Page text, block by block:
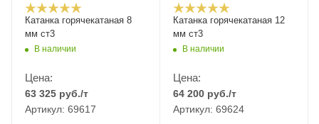
Катанка горячекатаная 8
мм ст3
В наличии
Цена:
63 325 руб./т
Артикул: 69617
Катанка горячекатаная 12
мм ст3
В наличии
Цена:
64 200 руб./т
Артикул: 69624